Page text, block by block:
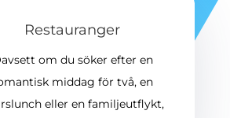
Restauranger
om du söker efter en
middag för två, en
eller en familjeutflykt,